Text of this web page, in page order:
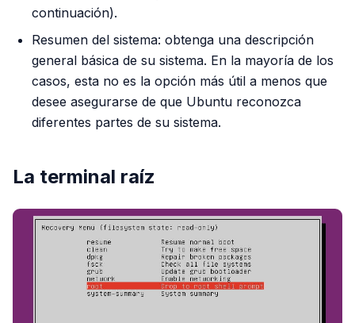
continuación).
Resumen del sistema: obtenga una descripción
general básica de su sistema. En la mayoría de los
casos, esta no es la opción más útil a menos que
desee asegurarse de que Ubuntu reconozca
diferentes partes de su sistema.
La terminal raíz